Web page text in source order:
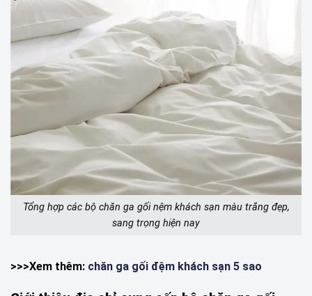
Tổng hợp các bộ chăn ga gối nệm khách sạn màu trắng đẹp,
sang trọng hiện nay
>>>Xem thêm: chăn ga gối đệm khách sạn 5 sao